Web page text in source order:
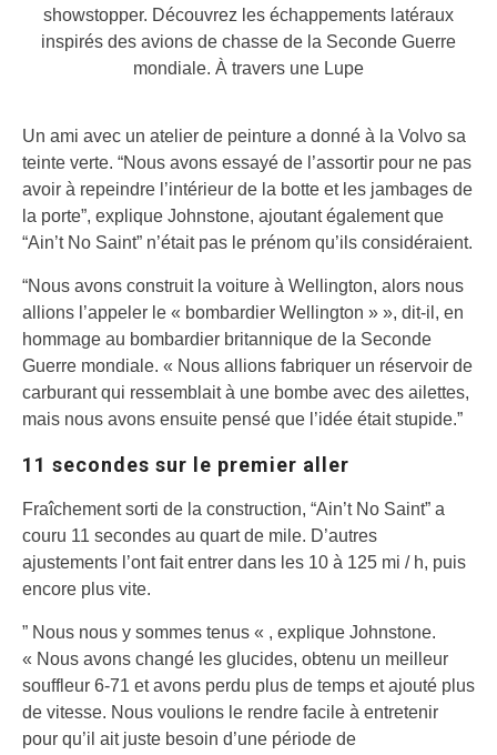
showstopper. Découvrez les échappements latéraux
inspirés des avions de chasse de la Seconde Guerre
mondiale. À travers une Lupe
Un ami avec un atelier de peinture a donné à la Volvo sa
teinte verte. “Nous avons essayé de l’assortir pour ne pas
avoir à repeindre l’intérieur de la botte et les jambages de
la porte”, explique Johnstone, ajoutant également que
“Ain’t No Saint” n’était pas le prénom qu’ils considéraient.
“Nous avons construit la voiture à Wellington, alors nous
allions l’appeler le « bombardier Wellington » », dit-il, en
hommage au bombardier britannique de la Seconde
Guerre mondiale. « Nous allions fabriquer un réservoir de
carburant qui ressemblait à une bombe avec des ailettes,
mais nous avons ensuite pensé que l’idée était stupide.”
11 secondes sur le premier aller
Fraîchement sorti de la construction, “Ain’t No Saint” a
couru 11 secondes au quart de mile. D’autres
ajustements l’ont fait entrer dans les 10 à 125 mi / h, puis
encore plus vite.
” Nous nous y sommes tenus « , explique Johnstone.
« Nous avons changé les glucides, obtenu un meilleur
souffleur 6-71 et avons perdu plus de temps et ajouté plus
de vitesse. Nous voulions le rendre facile à entretenir
pour qu’il ait juste besoin d’une période de